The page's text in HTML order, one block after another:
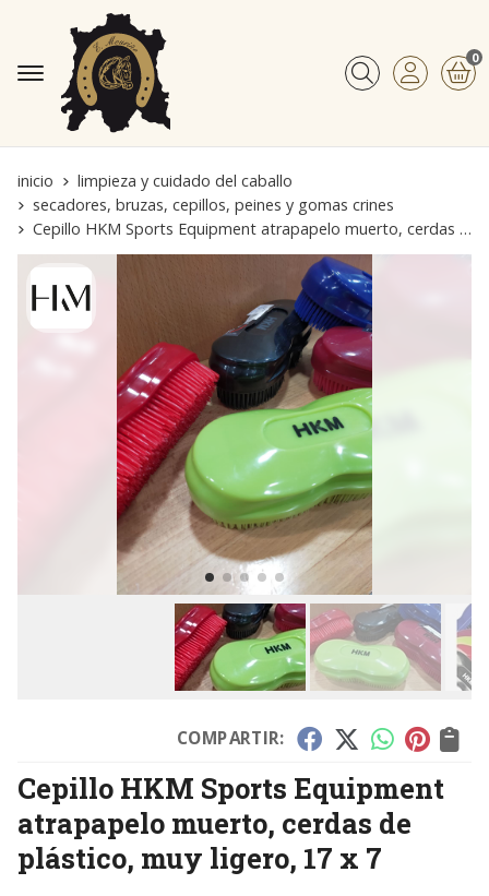
Buscar
0
inicio
limpieza y cuidado del caballo
secadores, bruzas, cepillos, peines y gomas crines
Cepillo HKM Sports Equipment atrapapelo muerto, cerdas de plástico, muy ligero, 17 x 7
COMPARTIR:
Cepillo HKM Sports Equipment
atrapapelo muerto, cerdas de
plástico, muy ligero, 17 x 7